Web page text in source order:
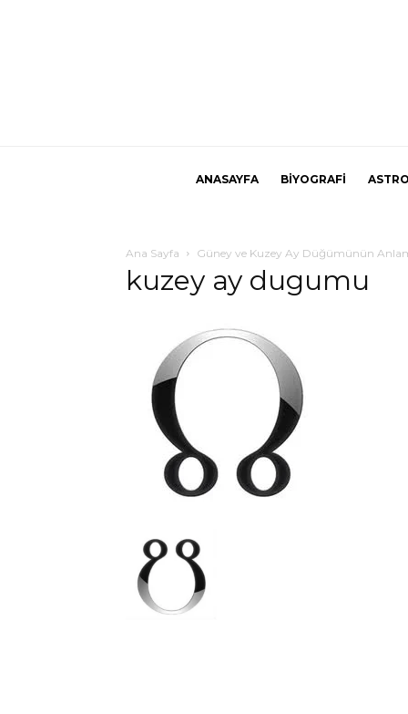
ANASAYFA BİYOGRAFİ
Ana Sayfa Güney ve Kuzey Ay Düğümünün
kuzey ay dugumu